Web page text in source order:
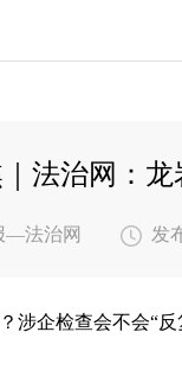
法治网：
—法治网 发
涉企检查会不会“